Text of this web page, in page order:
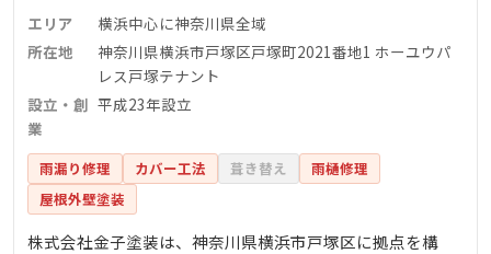
エリア
横浜中心に神奈川県全域
所在地
神奈川県横浜市戸塚区戸塚町2021番地1 ホーユウパ
レス戸塚テナント
設立・創
業
平成23年設立
雨漏り修理 カバー工法 葺き替え
雨樋修理
屋根外壁塗装
株式会社金子塗装は、神奈川県横浜市戸塚区に拠点を構